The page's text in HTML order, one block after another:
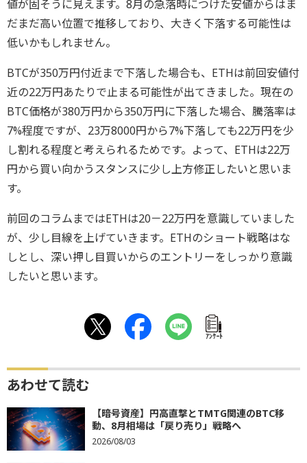
値が固そうに見えます。8月の急落時につけた安値からはま
だまだ高い位置で推移しており、大きく下落する可能性は
低いかもしれません。
BTCが350万円付近まで下落した場合も、ETHは前回安値付
近の22万円あたりで止まる可能性が出てきました。現在の
BTC価格が380万円から350万円に下落した場合、騰落率は
7%程度ですが、23万8000円から7%下落しても22万円を少
し割れる程度と考えられるためです。よって、ETHは22万
円から買い向かうスタンスに少し上方修正したいと思いま
す。
前回のコラムまではETHは20－22万円を意識していました
が、少し目線を上げていきます。ETHのショート戦略はな
しとし、深い押し目買いからのエントリーをしっかり意識
したいと思います。
ｱﾝｹｰﾄ
あわせて読む
【暗号資産】円高直撃とTMTG関連のBTC移
動、8月相場は「戻り売り」戦略へ
2026/08/03